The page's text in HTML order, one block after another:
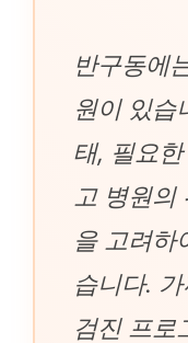
반구동에
원이 있습
태, 필요
고 병원
을 고려하
습니다.
검진 프로